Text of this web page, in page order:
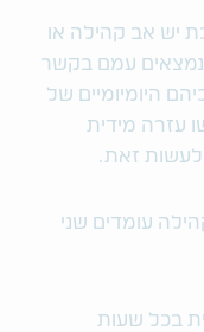
יש אב קהילה או
עמם בקשר
היומיומיים של
עזרה מידית
לעשות זאת.
עומדים שני
בכל שעות